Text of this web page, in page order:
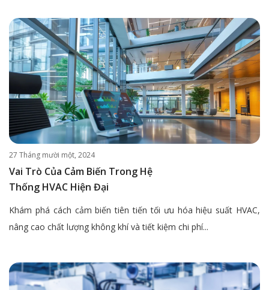
27 Tháng mười một, 2024
Vai Trò Của Cảm Biến Trong Hệ
Thống HVAC Hiện Đại
Khám phá cách cảm biến tiên tiến tối ưu hóa hiệu suất HVAC,
nâng cao chất lượng không khí và tiết kiệm chi phí...